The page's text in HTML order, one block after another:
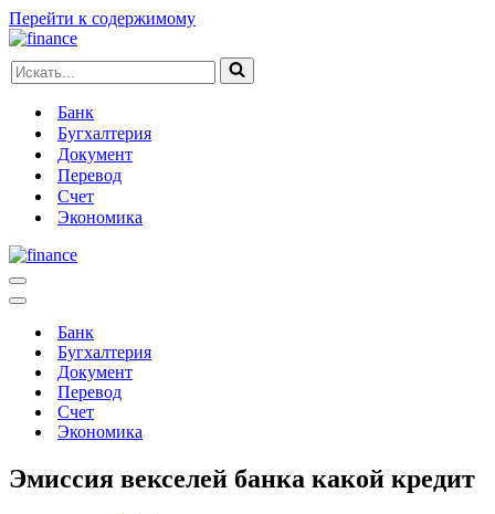
Перейти к содержимому
Искать...
Банк
Бугхалтерия
Документ
Перевод
Счет
Экономика
Меню
навигации
Меню
навигацииБанк
Бугхалтерия
Документ
Перевод
Счет
Экономика
Эмиссия векселей банка какой кредит